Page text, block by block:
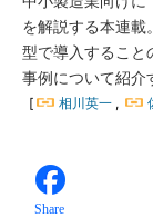
を解説する本連載
型で導入すること
事例について紹介
[ 相川英一 ,
Share